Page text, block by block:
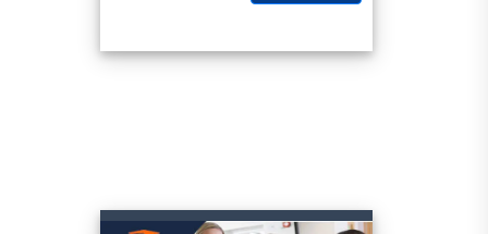
Confira sempre o edital ou legislação que o certificado será